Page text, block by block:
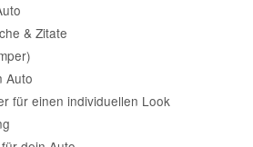
& Zitate
Auto
für einen individuellen Look